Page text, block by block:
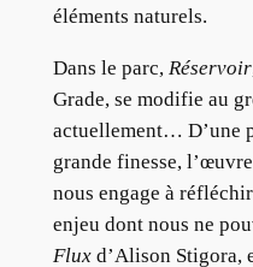
éléments naturels.
Dans le parc, Réservoir
Grade, se modifie au
actuellement… D’une
grande finesse,
nous engage à
enjeu dont nous ne
Fluxd’Alison Stigora,